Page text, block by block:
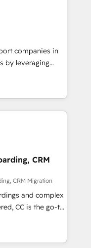
accelerating your
an undisputed
designed to
optimize your
our growth-first
their
companies in
by leveraging
marketing and
Our offer spans
in CRM
design, sales
tech companies
are committed to
their
through
integration of
ecosystem. Would
inbound
With 125+
certified
CRM
CRM Migration
and complex
CC is the go-to
ready to
We specialize
and